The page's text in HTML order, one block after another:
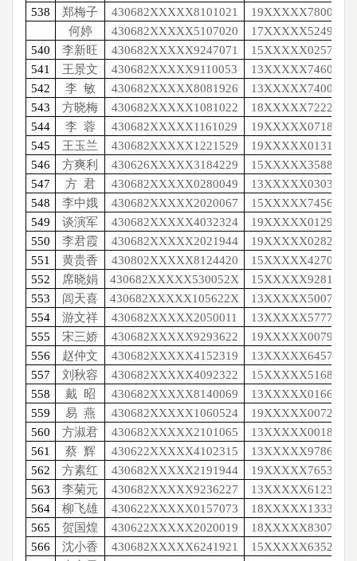
538
郑梅子 430682XXXXX8101021
19XXXXX7800
何婷
430682XXXXX5107020
17XXXXX5249
540
李新旺 430682XXXXX9247071
15XXXXX0257
541
王景文 430682XXXXX9110053
13XXXXX7460
542
李 敏 430682XXXXX8081926
13XXXXX7400
543
方晓梅 430682XXXXX1081022
18XXXXX7222
544
李 蓉 430682XXXXX1161029
19XXXXX0718
545
王玉兰 430682XXXXX1221529
19XXXXX0131
546
方爽利 430626XXXXX3184229
15XXXXX3588
547
方 君 430682XXXXX0280049
13XXXXX0303
548
李中娥 430682XXXXX2020067
15XXXXX7456
549
谈演军 430682XXXXX4032324
19XXXXX0129
550
李君霞 430682XXXXX2021944
19XXXXX0282
551
黄贵香 430802XXXXX8124420
15XXXXX4270
552
席晓娟 430682XXXXX530052X
15XXXXX9281
553
闾天喜 430682XXXXX105622X
13XXXXX5007
554
游文祥 430682XXXXX2050011
13XXXXX5777
555
宋三娇 430682XXXXX9293622
19XXXXX0079
556
赵仲文 430682XXXXX4152319
13XXXXX6457
557
刘秋容 430682XXXXX4092322
15XXXXX5168
558
戴 昭 430682XXXXX8140069
13XXXXX0166
559
易 燕 430682XXXXX1060524
19XXXXX0072
560
方淑君 430682XXXXX2101065
13XXXXX0018
561
蔡 辉 430622XXXXX4102315
13XXXXX9786
562
方素红 430682XXXXX2191944
19XXXXX7653
563
李菊元 430682XXXXX9236227
13XXXXX6123
564
柳飞雄 430622XXXXX0157073
18XXXXX1333
565
贺国煌 430622XXXXX2020019
18XXXXX8307
566
沈小香 430682XXXXX6241921
15XXXXX6352